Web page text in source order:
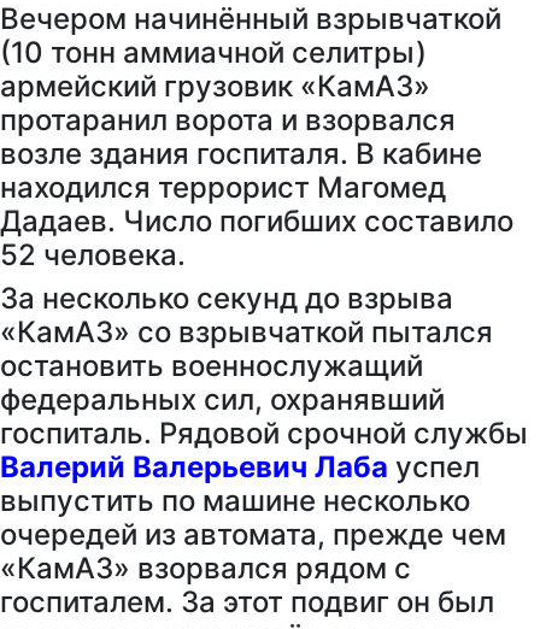
Вечером начинённый взрывчаткой
(10 тонн аммиачной селитры)
армейский грузовик «КамАЗ»
протаранил ворота и взорвался
возле здания госпиталя. В кабине
находился террорист Магомед
Дадаев. Число погибших составило
52 человека.
За несколько секунд до взрыва
«КамАЗ» со взрывчаткой пытался
остановить военнослужащий
федеральных сил, охранявший
госпиталь. Рядовой срочной службы
Валерий Валерьевич Лаба успел
выпустить по машине несколько
очередей из автомата, прежде чем
«КамАЗ» взорвался рядом с
госпиталем. За этот подвиг он был